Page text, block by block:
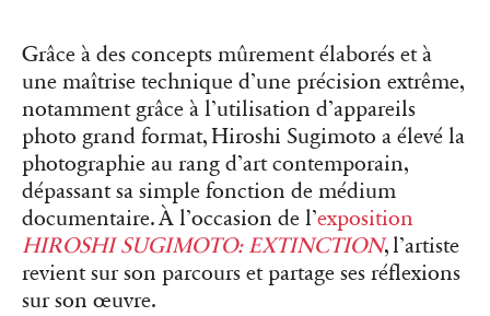
Grâce à des concepts mûrement élaborés et à
une maîtrise technique d’une précision extrême,
notamment grâce à l’utilisation d’appareils
photo grand format, Hiroshi Sugimoto a élevé la
photographie au rang d’art contemporain,
dépassant sa simple fonction de médium
documentaire. À l’occasion de l’exposition
HIROSHI SUGIMOTO: EXTINCTION, l’artiste
revient sur son parcours et partage ses réflexions
sur son œuvre.